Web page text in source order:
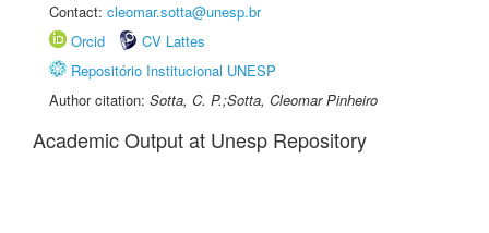
Contact: cleomar.sotta@unesp.br
Orcid
CV Lattes
Repositório Institucional UNESP
Author citation: Sotta, C. P.;Sotta, Cleomar Pinheiro
Academic Output at Unesp Repository